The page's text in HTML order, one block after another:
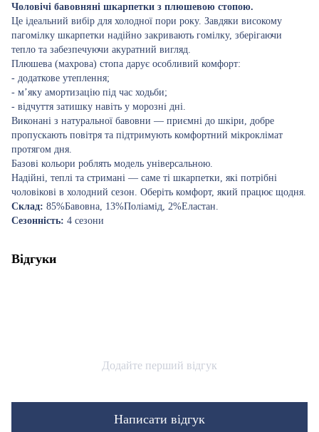
Чоловічі бавовняні шкарпетки з плюшевою стопою.
Це ідеальний вибір для холодної пори року. Завдяки високому
пагомілку шкарпетки надійно закривають гомілку, зберігаючи
тепло та забезпечуючи акуратний вигляд.
Плюшева (махрова) стопа дарує особливий комфорт:
- додаткове утеплення;
- м’яку амортизацію під час ходьби;
- відчуття затишку навіть у морозні дні.
Виконані з натуральної бавовни — приємні до шкіри, добре
пропускають повітря та підтримують комфортний мікроклімат
протягом дня.
Базові кольори роблять модель універсальною.
Надійні, теплі та стримані — саме ті шкарпетки, які потрібні
чоловікові в холодний сезон. Оберіть комфорт, який працює щодня.
Склад: 85%Бавовна, 13%Поліамід, 2%Еластан.
Сезонність: 4 сезони
Відгуки
Додайте перший відгук
Написати відгук